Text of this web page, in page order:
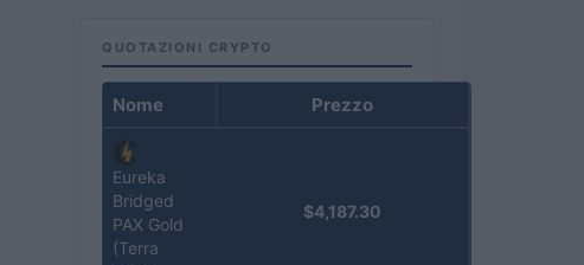
QUOTAZIONI CRYPTO
Nome Prezzo
Eureka
Bridged
PAX Gold
(Terra
$4,187.30